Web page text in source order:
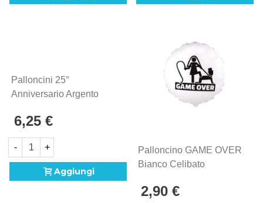
Palloncini 25°
Anniversario Argento
(22cm) In Mylar, 5pz.
6,25 €
- +
Aggiungi
Palloncino GAME OVER
Bianco Celibato
(45cm) In Mylar, 1pz.
2,90 €